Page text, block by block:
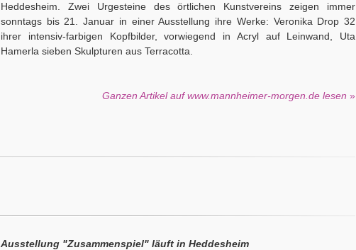
Heddesheim. Zwei Urgesteine des örtlichen Kunstvereins zeigen immer
sonntags bis 21. Januar in einer Ausstellung ihre Werke: Veronika Drop 32
ihrer intensiv-farbigen Kopfbilder, vorwiegend in Acryl auf Leinwand, Uta
Hamerla sieben Skulpturen aus Terracotta.
Ganzen Artikel auf www.mannheimer-morgen.de lesen »
Ausstellung "Zusammenspiel" läuft in Heddesheim